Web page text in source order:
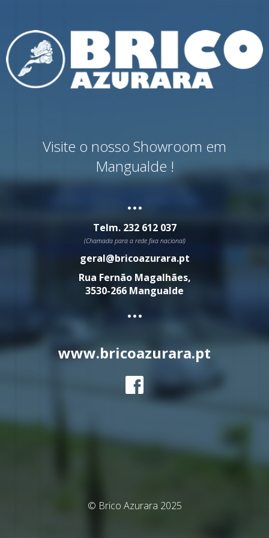
Visite o nosso Showroom em
Mangualde !
...
Telm. 232 612 037
(Chamada para a rede fixa nacional)
geral@bricoazurara.pt
Rua Fernão Magalhães,
3530-266 Mangualde
...
www.bricoazurara.pt
© Brico Azurara 2025